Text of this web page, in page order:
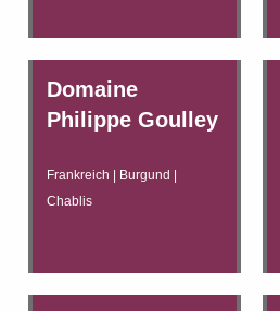
Domaine
Philippe Goulley
Frankreich | Burgund |
Chablis